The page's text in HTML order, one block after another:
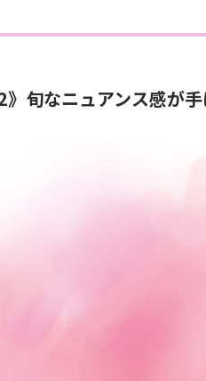
》旬なニュアンス感が